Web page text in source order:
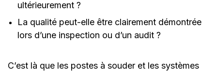
ultérieurement ?
La qualité peut-elle être clairement démontrée
lors d’une inspection ou d’un audit ?
C’est là que les postes à souder et les systèmes